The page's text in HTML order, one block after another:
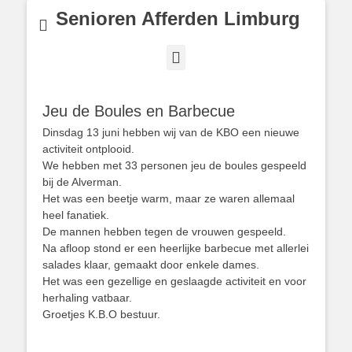
Senioren Afferden Limburg
Jeu de Boules en Barbecue
Dinsdag 13 juni hebben wij van de KBO een nieuwe
activiteit ontplooid.
We hebben met 33 personen jeu de boules gespeeld
bij de Alverman.
Het was een beetje warm, maar ze waren allemaal
heel fanatiek.
De mannen hebben tegen de vrouwen gespeeld.
Na afloop stond er een heerlijke barbecue met allerlei
salades klaar, gemaakt door enkele dames.
Het was een gezellige en geslaagde activiteit en voor
herhaling vatbaar.
Groetjes K.B.O bestuur.